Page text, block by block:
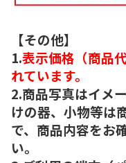
【その他】
1.表示価格（商品
れています。
2.商品写真はイメ
けの器、小物等は
で、商品内容をお
い。